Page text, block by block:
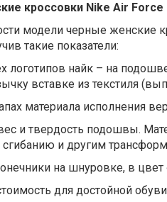
кроссовки Nike Air Force
модели черные женские
такие показатели:
логотипов найк – на
вставке из текстиля
материала исполнения
и твердость подошвы.
и другим
на шнуровке, в
для достойной